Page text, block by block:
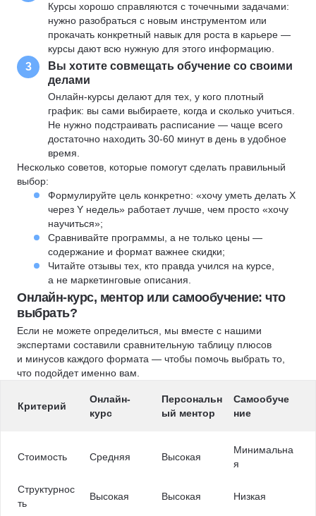
Курсы хорошо справляются с точечными задачами:
нужно разобраться с новым инструментом или
прокачать конкретный навык для роста в карьере —
курсы дают всю нужную для этого информацию.
3
Вы хотите совмещать обучение со своими
делами
Онлайн-курсы делают для тех, у кого плотный
график: вы сами выбираете, когда и сколько учиться.
Не нужно подстраивать расписание — чаще всего
достаточно находить 30-60 минут в день в удобное
время.
Несколько советов, которые помогут сделать правильный
выбор:
Формулируйте цель конкретно: «хочу уметь делать X
через Y недель» работает лучше, чем просто «хочу
научиться»;
Сравнивайте программы, а не только цены —
содержание и формат важнее скидки;
Читайте отзывы тех, кто правда учился на курсе,
а не маркетинговые описания.
Онлайн-курс, ментор или самообучение: что
выбрать?
Если не можете определиться, мы вместе с нашими
экспертами составили сравнительную таблицу плюсов
и минусов каждого формата — чтобы помочь выбрать то,
что подойдет именно вам.
Критерий
Онлайн-
курс
Персональн
ый ментор
Самообуче
ние
Стоимость Средняя Высокая
Минимальна
я
Структурнос
ть
Высокая Высокая Низкая